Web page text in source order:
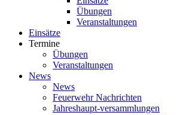
Übungen
Veranstaltungen
Einsätze
Termine
Übungen
Veranstaltungen
News
News
Feuerwehr Nachrichten
Jahreshaupt-versammlungen